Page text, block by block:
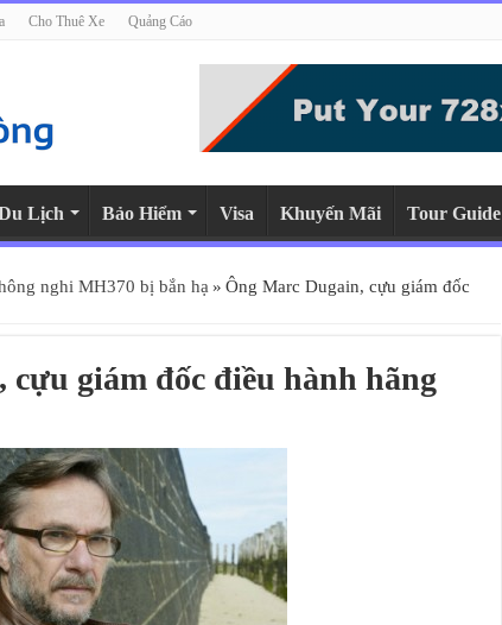
Cho Thuê Xe Quảng Cáo
Lịch Bảo Hiểm Visa Khuyến Mãi Tour Guide
nghi MH370 bị bắn hạ » Ông Marc Dugain, cựu giám đốc
giám đốc điều hành hãng